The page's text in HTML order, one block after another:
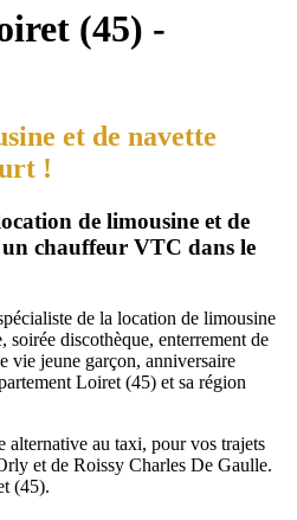
(45) -
et de navette
!
de limousine et de
chauffeur VTC dans le
de la location de limousine
soirée discothèque, enterrement de
vie jeune garçon, anniversaire
Loiret (45) et sa région
au taxi, pour vos trajets
et de Roissy Charles De Gaulle.
(45).